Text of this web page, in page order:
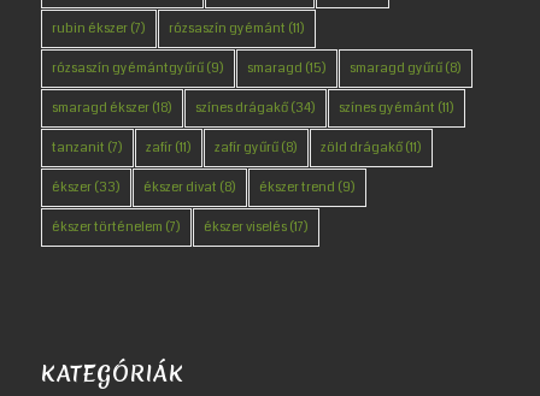
rubin ékszer(7) rózsaszín gyémánt (11)
rózsaszín gyémántgyűrű(9) smaragd (15) smaragd gyűrű(8)
smaragd ékszer(18) színes drágakő(34) színes gyémánt (11)
tanzanit (7) zafír(11) zafír gyűrű(8) zöld drágakő(11)
ékszer(33) ékszer divat (8) ékszer trend (9)
ékszer történelem (7) ékszer viselés(17)
KATEGÓRIÁK